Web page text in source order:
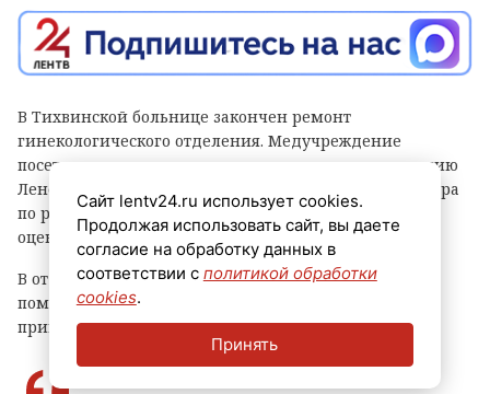
В Тихвинской больнице закончен ремонт
гинекологического отделения. Медучреждение
посетили председатель комитета по здравоохранению
Ленобласти Александр Жарков и советник губернатора
по работе с территориями Александр Тимков. Они
оценили качество работ.
В отделении обновили внутреннюю отделку
помещений. Отмечается, что ранее на том же этаже
привели в порядок и урологический блок.
Сайт lentv24.ru использует cookies.
Продолжая использовать сайт, вы даете
согласие на обработку данных в
соответствии с политикой обработки
cookies.
Принять